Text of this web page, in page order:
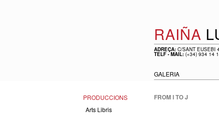
RAIÑA
ADREÇA: C/SANT EUSEBI
TELF - MAIL: (+34) 934 14
GALERIA
PRODUCCIONS
Arts Libris
FROM I TO J